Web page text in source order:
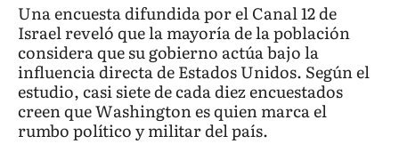
Una encuesta difundida por el Canal 12 de
Israel reveló que la mayoría de la población
considera que su gobierno actúa bajo la
influencia directa de Estados Unidos. Según el
estudio, casi siete de cada diez encuestados
creen que Washington es quien marca el
rumbo político y militar del país.